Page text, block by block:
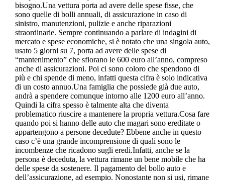
bisogno.Una vettura porta ad avere delle spese fisse, che
sono quelle di bolli annuali, di assicurazione in caso di
sinistro, manutenzioni, pulizie e anche riparazioni
straordinarie. Sempre continuando a parlare di indagini di
mercato e spese economiche, si è notato che una singola auto,
usato 5 giorni su 7, porta ad avere delle spese di
“mantenimento” che sfiorano le 600 euro all’anno, compreso
anche di assicurazioni. Poi ci sono coloro che spendono di
più e chi spende di meno, infatti questa cifra è solo indicativa
di un costo annuo.Una famiglia che possiede già due auto,
andrà a spendere comunque intorno alle 1200 euro all’anno.
Quindi la cifra spesso è talmente alta che diventa
problematico riuscire a mantenere la propria vettura.Cosa fare
quando poi si hanno delle auto che magari sono ereditate o
appartengono a persone decedute? Ebbene anche in questo
caso c’è una grande incomprensione di quali sono le
incombenze che ricadono sugli eredi.Infatti, anche se la
persona è deceduta, la vettura rimane un bene mobile che ha
delle spese da sostenere. Il pagamento del bollo auto e
dell’assicurazione, ad esempio. Nonostante non si usi, rimane